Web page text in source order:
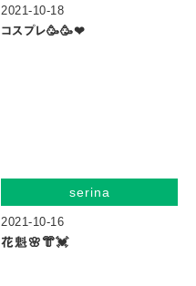
2021-10-18
コスプレ🥳🥳❤︎
serina
2021-10-16
花魁🌸👘💓